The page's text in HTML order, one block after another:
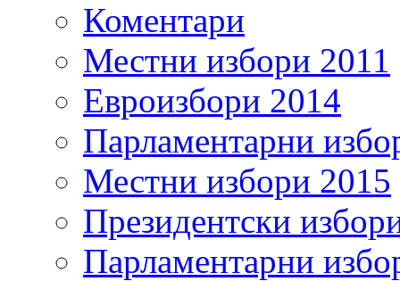
Коментари
Местни избори 2011
Евроизбори 2014
Парламентарни
Местни избори 2015
Президентски
Парламентарни